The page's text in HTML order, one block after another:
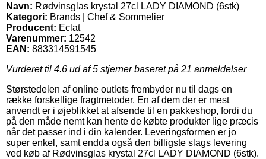
Navn: Rødvinsglas krystal 27cl LADY DIAMOND (6stk)
Kategori: Brands | Chef & Sommelier
Producent: Eclat
Varenummer: 12542
EAN: 883314591545
Vurderet til 4.6 ud af 5 stjerner baseret på 21 anmeldelser
Størstedelen af online outlets frembyder nu til dags en
række forskellige fragtmetoder. En af dem der er mest
anvendt er i øjeblikket at afsende til en pakkeshop, fordi du
på den måde nemt kan hente de købte produkter lige præcis
når det passer ind i din kalender. Leveringsformen er jo
super enkel, samt endda også den billigste slags levering
ved køb af Rødvinsglas krystal 27cl LADY DIAMOND (6stk).